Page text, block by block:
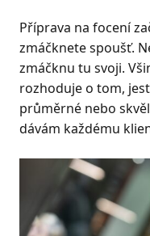
Příprava na focení
zmáčknete spoušť.
zmáčknu tu svoji.
rozhoduje o tom,
průměrné nebo
dávám každému